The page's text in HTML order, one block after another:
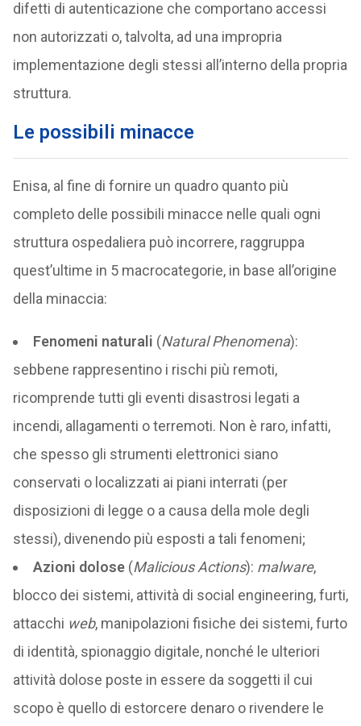
difetti di autenticazione che comportano accessi
non autorizzati o, talvolta, ad una impropria
implementazione degli stessi all’interno della propria
struttura.
Le possibili minacce
Enisa, al fine di fornire un quadro quanto più
completo delle possibili minacce nelle quali ogni
struttura ospedaliera può incorrere, raggruppa
quest’ultime in 5 macrocategorie, in base all’origine
della minaccia:
Fenomeni naturali (Natural Phenomena):
sebbene rappresentino i rischi più remoti,
ricomprende tutti gli eventi disastrosi legati a
incendi, allagamenti o terremoti. Non è raro, infatti,
che spesso gli strumenti elettronici siano
conservati o localizzati ai piani interrati (per
disposizioni di legge o a causa della mole degli
stessi), divenendo più esposti a tali fenomeni;
Azioni dolose(Malicious Actions): malware,
blocco dei sistemi, attività di social engineering, furti,
attacchi web, manipolazioni fisiche dei sistemi, furto
di identità, spionaggio digitale, nonché le ulteriori
attività dolose poste in essere da soggetti il cui
scopo è quello di estorcere denaro o rivendere le